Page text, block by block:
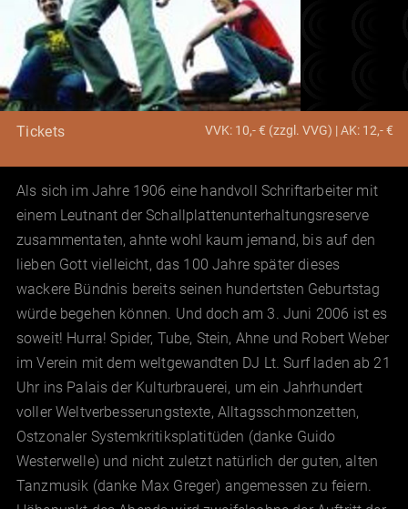
Tickets VVK: 10,- € (zzgl. VVG) | AK: 12,- €
Als sich im Jahre 1906 eine handvoll Schriftarbeiter mit
einem Leutnant der Schallplattenunterhaltungsreserve
zusammentaten, ahnte wohl kaum jemand, bis auf den
lieben Gott vielleicht, das 100 Jahre später dieses
wackere Bündnis bereits seinen hundertsten Geburtstag
würde begehen können. Und doch am 3. Juni 2006 ist es
soweit! Hurra! Spider, Tube, Stein, Ahne und Robert Weber
im Verein mit dem weltgewandten DJ Lt. Surf laden ab 21
Uhr ins Palais der Kulturbrauerei, um ein Jahrhundert
voller Weltverbesserungstexte, Alltagsschmonzetten,
Ostzonaler Systemkritiksplatitüden (danke Guido
Westerwelle) und nicht zuletzt natürlich der guten, alten
Tanzmusik (danke Max Greger) angemessen zu feiern.